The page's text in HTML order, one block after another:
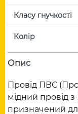
Класу гнучкості
Колір
Опис
Провід ПВС
мідний провід
призначений